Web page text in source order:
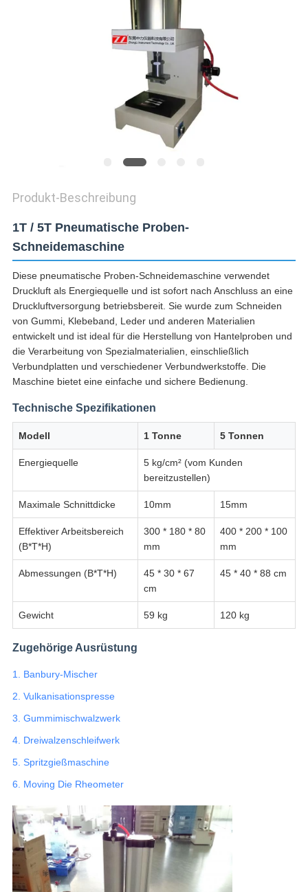
Produkt-Beschreibung
1T / 5T Pneumatische Proben-
Schneidemaschine
Diese pneumatische Proben-Schneidemaschine verwendet
Druckluft als Energiequelle und ist sofort nach Anschluss an eine
Druckluftversorgung betriebsbereit. Sie wurde zum Schneiden
von Gummi, Klebeband, Leder und anderen Materialien
entwickelt und ist ideal für die Herstellung von Hantelproben und
die Verarbeitung von Spezialmaterialien, einschließlich
Verbundplatten und verschiedener Verbundwerkstoffe. Die
Maschine bietet eine einfache und sichere Bedienung.
Technische Spezifikationen
Modell 1 Tonne 5 Tonnen
Energiequelle
5 kg/cm² (vom Kunden
bereitzustellen)
Maximale Schnittdicke 10mm 15mm
Effektiver Arbeitsbereich
(B*T*H)
300 * 180 * 80
mm
400 * 200 * 100
mm
Abmessungen (B*T*H)
45 * 30 * 67
cm
45 * 40 * 88 cm
Gewicht 59 kg 120 kg
Zugehörige Ausrüstung
1. Banbury-Mischer
2. Vulkanisationspresse
3. Gummimischwalzwerk
4. Dreiwalzenschleifwerk
5. Spritzgießmaschine
6. Moving Die Rheometer